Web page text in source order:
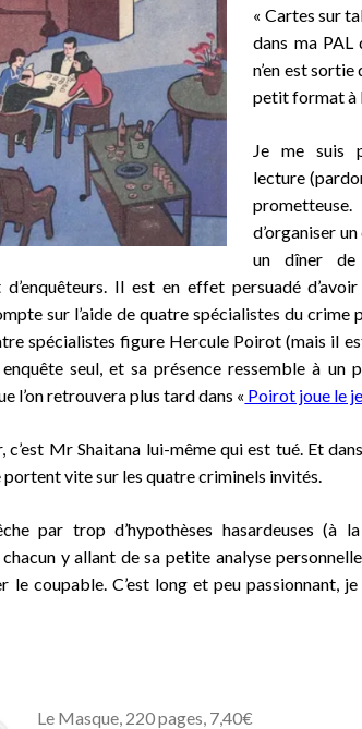
« Cartes sur
dans ma
n’en est
petit format à
Je me suis
lecture
d’organiser
un dîner
Il est en effet persuadé
sur l’aide de quatre spécialistes du crime
spécialistes figure Hercule Poirot (mais il
seul, et sa présence ressemble à un
l’on retrouvera plus tard dans « Poirot joue le
c’est Mr Shaitana lui-même qui est tué. Et
portent vite sur les quatre criminels invités.
par trop d’hypothèses hasardeuses (à
y allant de sa petite analyse
le coupable. C’est long et peu passionnant,
Le Masque, 220 pages, 7,40€